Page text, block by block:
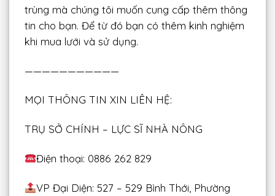
trùng mà chúng tôi muốn cung cấp thêm thông
tin cho bạn. Để từ đó bạn có thêm kinh nghiệm
khi mua lưới và sử dụng.
———————————
MỌI THÔNG TIN XIN LIÊN HỆ:
TRỤ SỞ CHÍNH – LỰC SĨ NHÀ NÔNG
Điện thoại: 0886 262 829
VP Đại Diện: 527 – 529 Bình Thới, Phường